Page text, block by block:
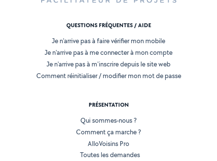
QUESTIONS FRÉQUENTES / AIDE
Je n'arrive pas à faire vérifier mon mobile
Je n'arrive pas à me connecter à mon compte
Je n'arrive pas à m'inscrire depuis le site web
Comment réinitialiser / modifier mon mot de passe
PRÉSENTATION
Qui sommes-nous ?
Comment ça marche ?
AlloVoisins Pro
Toutes les demandes